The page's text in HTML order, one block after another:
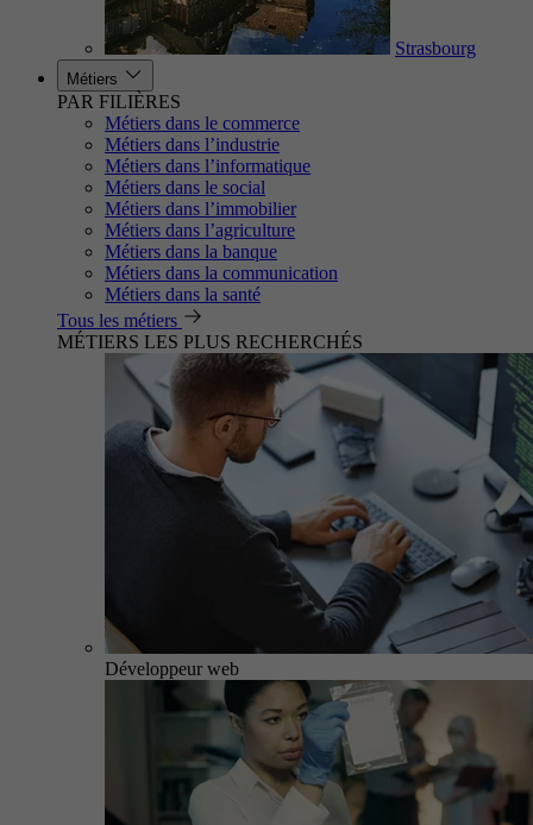
Strasbourg
Métiers
PAR FILIÈRES
Métiers dans le commerce
Métiers dans l’industrie
Métiers dans l’informatique
Métiers dans le social
Métiers dans l’immobilier
Métiers dans l’agriculture
Métiers dans la banque
Métiers dans la communication
Métiers dans la santé
Tous les métiers
MÉTIERS LES PLUS RECHERCHÉS
Développeur web